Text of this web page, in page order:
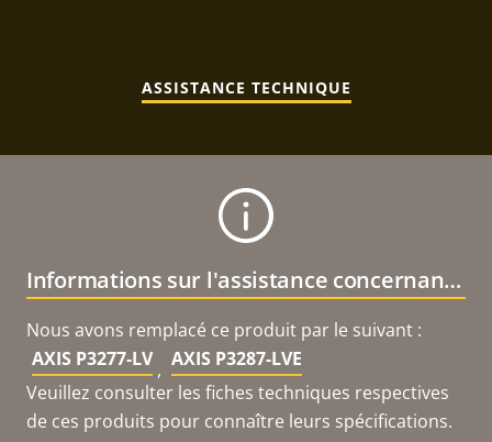
ASSISTANCE TECHNIQUE
Informations sur l'assistance concernant le produit
Nous avons remplacé ce produit par le suivant :
AXIS P3277-LV , AXIS P3287-LVE
Veuillez consulter les fiches techniques respectives
de ces produits pour connaître leurs spécifications.